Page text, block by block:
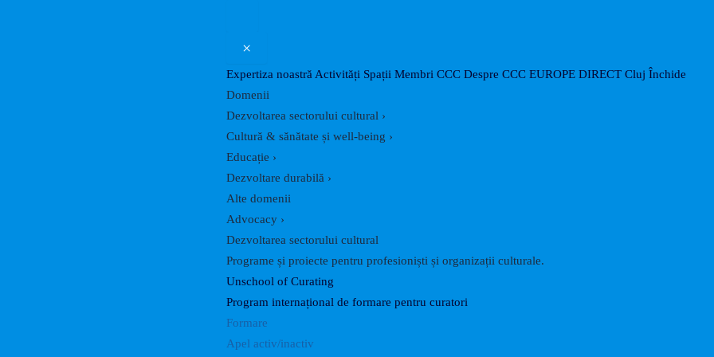
×
Expertiza noastră Activități Spații Membri CCC Despre CCC EUROPE DIRECT Cluj Închide
Domenii
Dezvoltarea sectorului cultural ›
Cultură & sănătate și well-being ›
Educație ›
Dezvoltare durabilă ›
Alte domenii
Advocacy ›
Dezvoltarea sectorului cultural
Programe și proiecte pentru profesioniști și organizații culturale.
Unschool of Curating
Program internațional de formare pentru curatori
Formare
Apel activ/inactiv